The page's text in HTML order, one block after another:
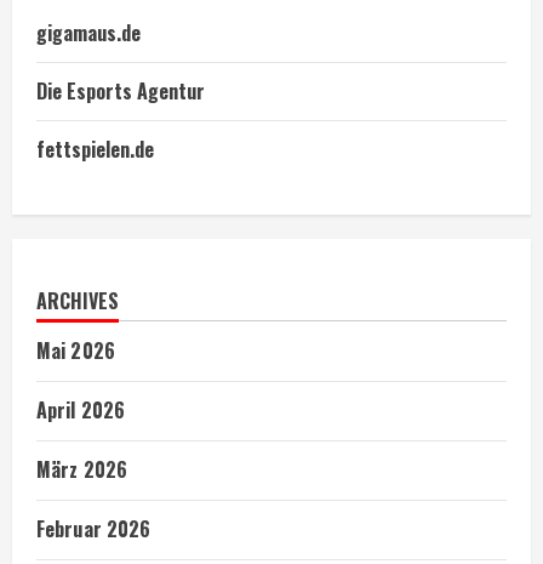
gigamaus.de
Die Esports Agentur
fettspielen.de
ARCHIVES
Mai 2026
April 2026
März 2026
Februar 2026